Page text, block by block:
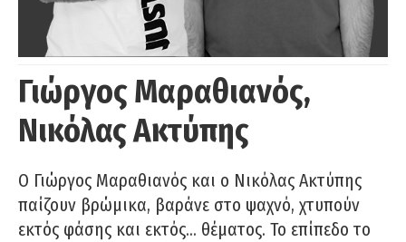
Γιώργος Μαραθιανός,
Νικόλας Ακτύπης
Ο Γιώργος Μαραθιανός και ο Νικόλας Ακτύπης
παίζουν βρώμικα, βαράνε στο ψαχνό, χτυπούν
εκτός φάσης και εκτός… θέματος. Το επίπεδο το